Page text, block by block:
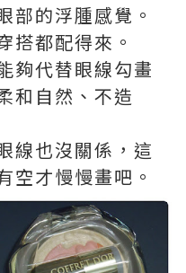
部的浮腫感覺。
搭都配得來。
夠代替眼線勾畫
和自然、不造
線也沒關係，這
空才慢慢畫吧。